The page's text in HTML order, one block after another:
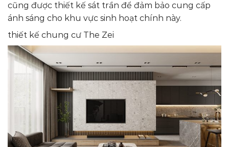
cũng được thiết kế sát trần để đảm bảo cung cấp
ánh sáng cho khu vực sinh hoạt chính này.
thiết kế chung cư The Zei